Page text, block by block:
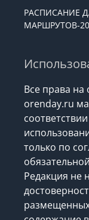
РАСПИСАНИЕ
МАРШРУТОВ-
Все права на
orenday.ru
только по
Редакция не